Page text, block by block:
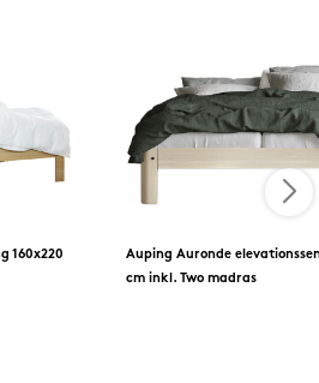
160x220
Auping Auronde
cm inkl. Two madras